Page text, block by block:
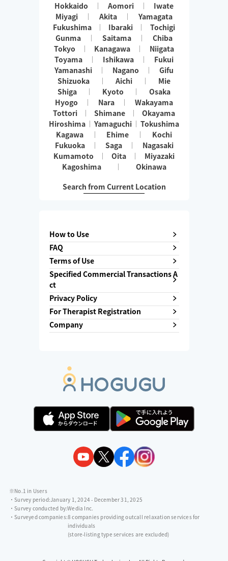
Hokkaido Aomori
Iwate
Miyagi
Akita
Yamagata
Fukushima
Ibaraki
Tochigi
Gunma
Saitama
Chiba
Tokyo
Kanagawa
Niigata
Toyama
Ishikawa
Fukui
Yamanashi
Nagano
Gifu
Shizuoka
Aichi
Mie
Shiga
Kyoto
Osaka
Hyogo
Nara
Wakayama
Tottori
Shimane
Okayama
Hiroshima
Yamaguchi
Tokushima
Kagawa
Ehime
Kochi
Fukuoka
Saga
Nagasaki
Kumamoto
Oita
Miyazaki
Kagoshima
Okinawa
Search from Current Location
How to Use
FAQ
Terms of Use
Specified Commercial Transactions A
ct
Privacy Policy
For Therapist Registration
Company
※No.1 in Users
・Survey period:January 1, 2024 - December 31, 2025
・Survey conducted by:Wedia Inc.
・Surveyed companies:8 companies providing outcall relaxation services for
individuals
(store-listing type services are excluded)